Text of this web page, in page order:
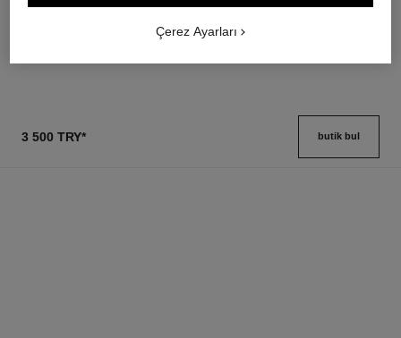
8 seçeneği ton 5 seçeneği ton
3 500 TRY* butik bul
Çerez Ayarları